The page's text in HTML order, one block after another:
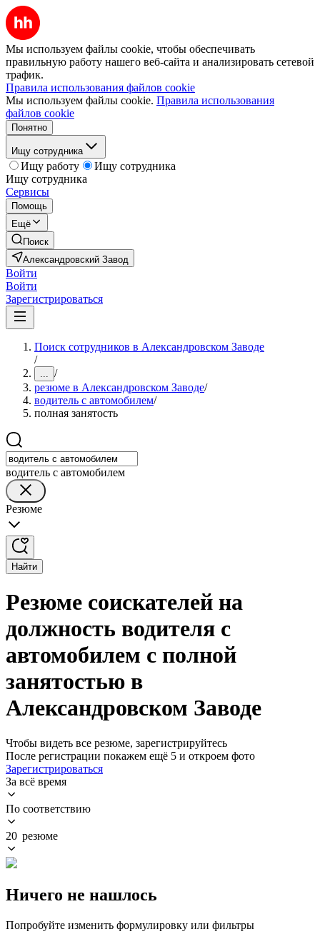
Мы используем файлы cookie, чтобы обеспечивать
правильную работу нашего веб-сайта и анализировать сетевой
трафик.
Правила использования файлов cookie
Мы используем файлы cookie. Правила использования
файлов cookie
Понятно
Ищу сотрудника
Ищу работу
Ищу сотрудника
Ищу сотрудника
Сервисы
Помощь
Ещё
Поиск
Александровский Завод
Войти
Войти
Зарегистрироваться
Поиск сотрудников в Александровском Заводе
/
... /
резюме в Александровском Заводе/
водитель с автомобилем/
полная занятость
водитель с автомобилем
Резюме
Найти
Резюме соискателей на
должность водителя с
автомобилем с полной
занятостью в
Александровском Заводе
Чтобы видеть все резюме, зарегистрируйтесь
После регистрации покажем ещё 5 и откроем фото
Зарегистрироваться
За всё время
По соответствию
20 резюме
Ничего не нашлось
Попробуйте изменить формулировку или фильтры